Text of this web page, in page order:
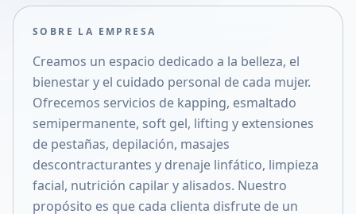
Compartir en X
SOBRE LA EMPRESA
Creamos un espacio dedicado a la belleza, el
bienestar y el cuidado personal de cada mujer.
Ofrecemos servicios de kapping, esmaltado
semipermanente, soft gel, lifting y extensiones
de pestañas, depilación, masajes
descontracturantes y drenaje linfático, limpieza
facial, nutrición capilar y alisados. Nuestro
propósito es que cada clienta disfrute de un